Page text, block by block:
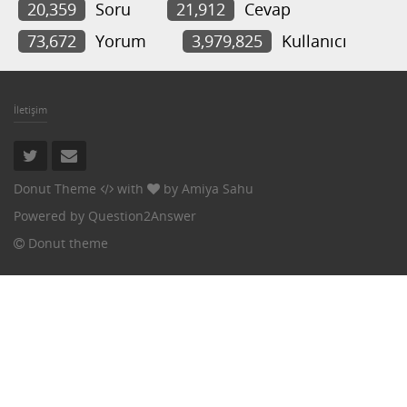
20,359 Soru 21,912
Cevap
73,672
Yorum 3,979,825 Kullanıcı
İletişim
Donut Theme with by Amiya Sahu
Powered by Question2Answer
Donut theme